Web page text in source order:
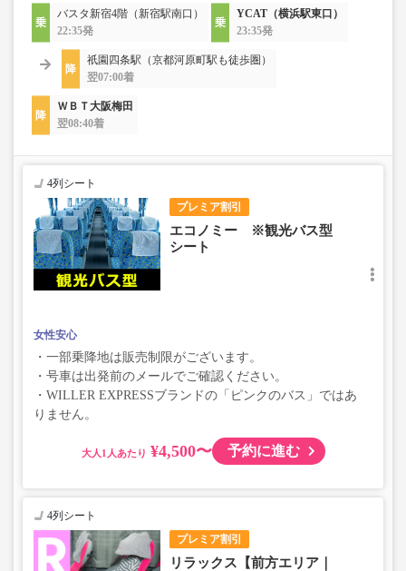
バスタ新宿4階（新宿駅南口）
22:35発
YCAT（横浜駅東口）
23:35発
祇園四条駅（京都河原町駅も徒歩圏）
翌07:00着
ＷＢＴ大阪梅田
翌08:40着
プレミア割引
4列シート
エコノミー ※観光バス型
シート
女性安心
・一部乗降地は販売制限がございます。
・号車は出発前のメールでご確認ください。
・WILLER EXPRESSブランドの「ピンクのバス」ではあ
りません。
大人 ¥4,500〜 予約に進む
プレミア割引
4列シート
リラックス【前方エリア｜